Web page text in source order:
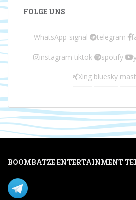
FOLGE UNS
WhatsApp signal telegram
instagram tiktok spotify
Xing bluesky
BOOMBATZE ENTERTAINMENT